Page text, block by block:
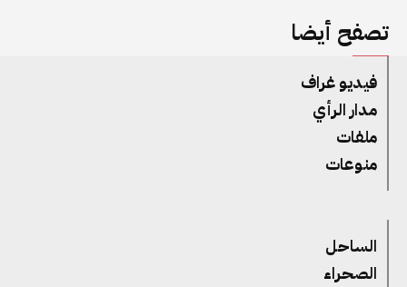
تصفح أيضا
فيديو غراف
مدار الرأي
ملفات
منوعات
الساحل
الصحراء